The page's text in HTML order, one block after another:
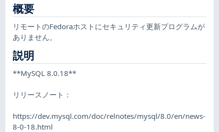
概要
リモートのFedoraホストにセキュリティ更新プログラムが
ありません。
説明
**MySQL 8.0.18**
リリースノート：
https://dev.mysql.com/doc/relnotes/mysql/8.0/en/news-
8-0-18.html